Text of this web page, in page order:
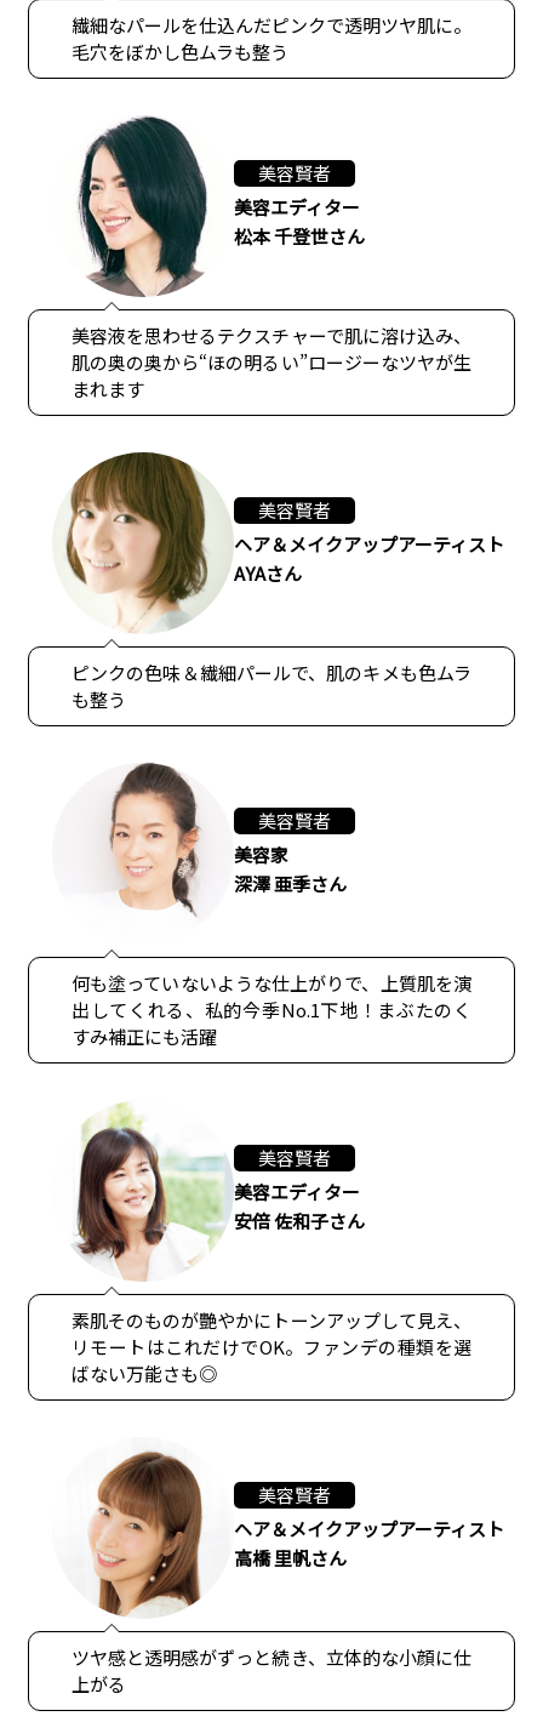
繊細なパールを仕込んだピンクで透明ツヤ肌に。
毛穴をぼかし色ムラも整う
美容賢者
美容エディター
松本 千登世さん
美容液を思わせるテクスチャーで肌に溶け込み、
肌の奥の奥から“ほの明るい”ロージーなツヤが生
まれます
美容賢者
ヘア＆メイクアップアーティスト
AYAさん
ピンクの色味＆繊細パールで、肌のキメも色ムラ
も整う
美容賢者
美容家
深澤 亜季さん
何も塗っていないような仕上がりで、上質肌を演
出してくれる、私的今季No.1下地！まぶたのく
すみ補正にも活躍
美容賢者
美容エディター
安倍 佐和子さん
素肌そのものが艷やかにトーンアップして見え、
リモートはこれだけでOK。ファンデの種類を選
ばない万能さも◎
美容賢者
ヘア＆メイクアップアーティスト
高橋 里帆さん
ツヤ感と透明感がずっと続き、立体的な小顔に仕
上がる